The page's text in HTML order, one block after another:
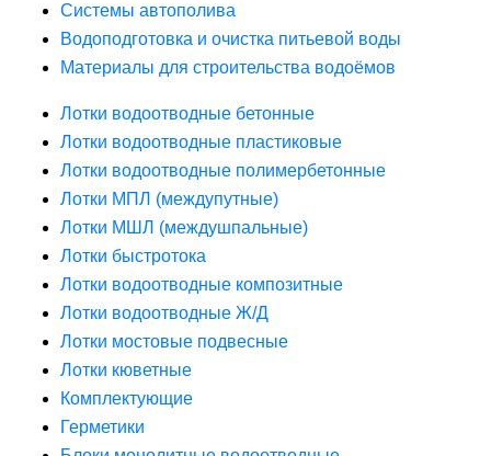
Системы автополива
Водоподготовка и очистка питьевой воды
Материалы для строительства водоёмов
Лотки водоотводные бетонные
Лотки водоотводные пластиковые
Лотки водоотводные полимербетонные
Лотки МПЛ (междупутные)
Лотки МШЛ (междушпальные)
Лотки быстротока
Лотки водоотводные композитные
Лотки водоотводные Ж/Д
Лотки мостовые подвесные
Лотки кюветные
Комплектующие
Герметики